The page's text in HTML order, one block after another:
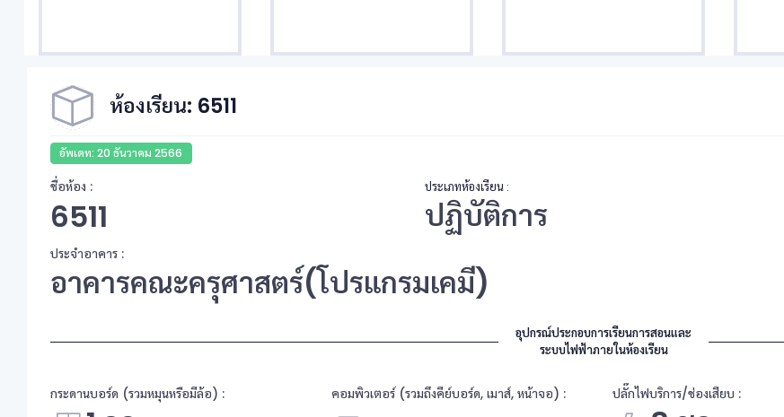
ห้องเรียน: 6511
อัพเดท: 20 ธันวาคม 2566
ชื่อห้อง :
6511
ประเภทห้องเรียน :
ปฏิบัติการ
ประจำอาคาร :
อาคารคณะครุศาสตร์(โปรแกรมเคมี)
อุปกรณ์ประกอบการเรียนการสอนและ
ระบบไฟฟ้าภายในห้องเรียน
กระดานบอร์ด (รวมหมุนหรือมีล้อ) : คอมพิวเตอร์ (รวมถึงคีย์บอร์ด, เมาส์, หน้าจอ) : ปลั๊กไฟบริการ/ช่องเสียบ :